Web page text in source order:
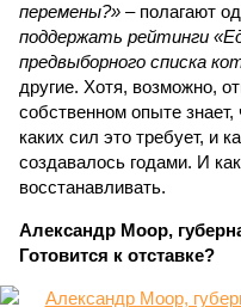
перемены?» – полагают
поддержать рейтинги
предвыборного списка
другие. Хотя, возможно,
собственном опыте знает,
каких сил это требует, и
создавалось годами. И
восстанавливать.
Александр Моор,
Готовится к отставке?